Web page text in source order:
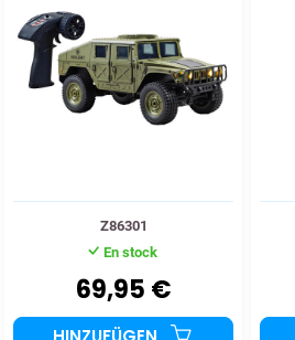
Z86301
En stock
69,95 €